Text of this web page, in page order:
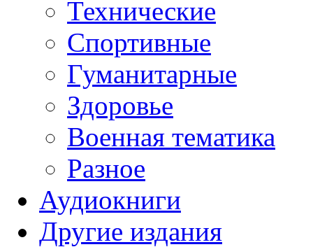
Технические
Спортивные
Гуманитарные
Здоровье
Военная тематика
Разное
Аудиокниги
Другие издания